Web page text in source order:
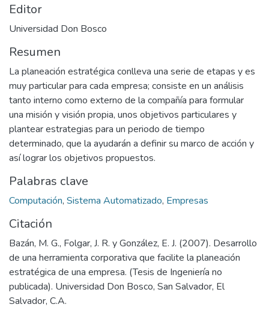
Editor
Universidad Don Bosco
Resumen
La planeación estratégica conlleva una serie de etapas y es
muy particular para cada empresa; consiste en un análisis
tanto interno como externo de la compañía para formular
una misión y visión propia, unos objetivos particulares y
plantear estrategias para un periodo de tiempo
determinado, que la ayudarán a definir su marco de acción y
así lograr los objetivos propuestos.
Palabras clave
Computación, Sistema Automatizado, Empresas
Citación
Bazán, M. G., Folgar, J. R. y González, E. J. (2007). Desarrollo
de una herramienta corporativa que facilite la planeación
estratégica de una empresa. (Tesis de Ingeniería no
publicada). Universidad Don Bosco, San Salvador, El
Salvador, C.A.